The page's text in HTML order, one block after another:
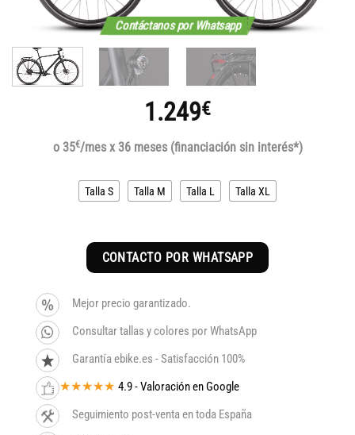
Contáctanos por Whatsapp
1.249€
o 35€/mes x 36 meses (financiación sin interés*)
Talla S Talla M Talla L Talla XL
CONTACTO POR WHATSAPP
Mejor precio garantizado.
Consultar tallas y colores por WhatsApp
Garantía ebike.es - Satisfacción 100%
★★★★★ 4.9 - Valoración en Google
Seguimiento post-venta en toda España